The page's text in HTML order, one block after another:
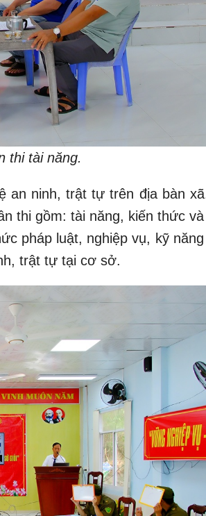
thi tài năng.
an ninh, trật tự trên địa bàn
thi gồm: tài năng, kiến thức
pháp luật, nghiệp vụ, kỹ
trật tự tại cơ sở.